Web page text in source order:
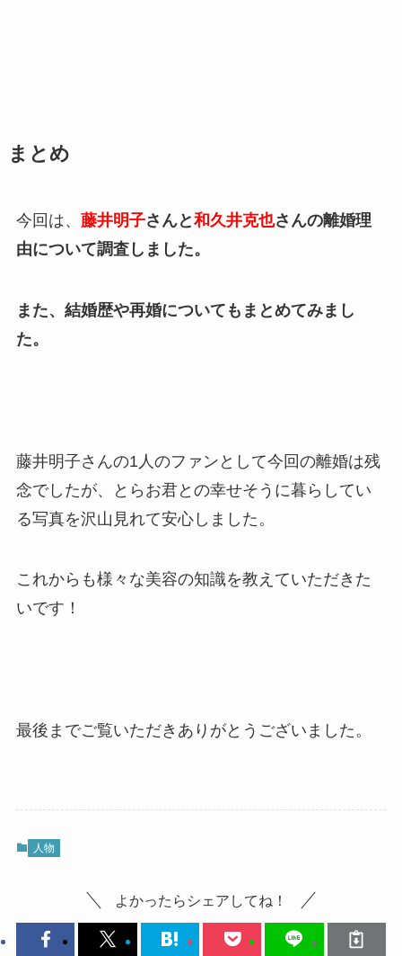
まとめ
今回は、 藤井明子さんと和久井克也さんの離婚理
由について調査しました。
また、結婚歴や再婚についてもまとめてみまし
た。
藤井明子さんの1人のファンとして今回の離婚は残
念でしたが、とらお君との幸せそうに暮らしてい
る写真を沢山見れて安心しました。
これからも様々な美容の知識を教えていただきた
いです！
最後までご覧いただきありがとうございました。
人物
よかったらシェアしてね！